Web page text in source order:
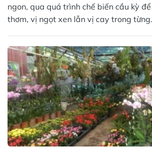
ngon, qua quá trình chế biến cầu kỳ
thơm, vị ngọt xen lẫn vị cay trong